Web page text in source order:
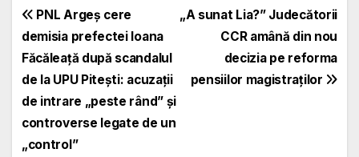
Navigare
în
articole
„A sunat Lia?” Judecătorii
CCR amână din nou
decizia pe reforma
pensiilor magistraților
PNL Argeș cere
demisia prefectei Ioana
Făcăleață după scandalul
de la UPU Pitești: acuzații
de intrare „peste rând” și
controverse legate de un
„control”